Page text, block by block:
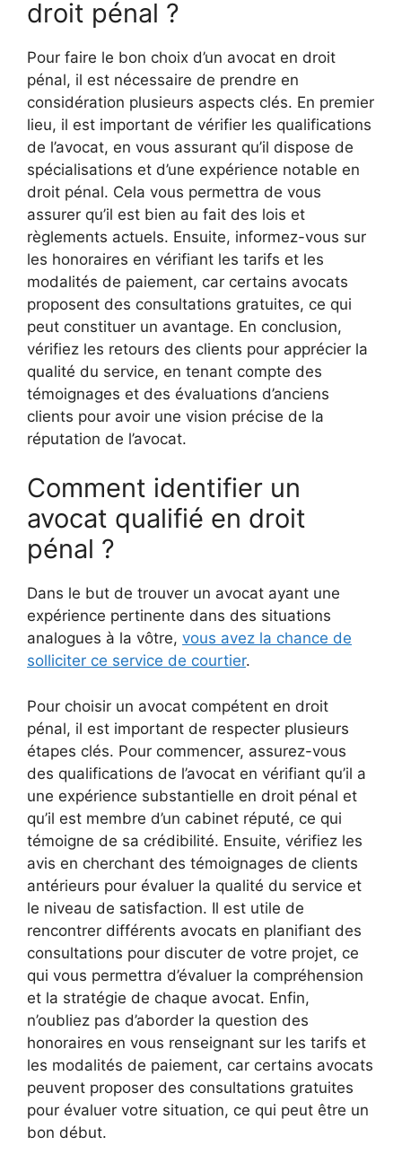
droit pénal ?
Pour faire le bon choix d’un avocat en droit
pénal, il est nécessaire de prendre en
considération plusieurs aspects clés. En premier
lieu, il est important de vérifier les qualifications
de l’avocat, en vous assurant qu’il dispose de
spécialisations et d’une expérience notable en
droit pénal. Cela vous permettra de vous
assurer qu’il est bien au fait des lois et
règlements actuels. Ensuite, informez-vous sur
les honoraires en vérifiant les tarifs et les
modalités de paiement, car certains avocats
proposent des consultations gratuites, ce qui
peut constituer un avantage. En conclusion,
vérifiez les retours des clients pour apprécier la
qualité du service, en tenant compte des
témoignages et des évaluations d’anciens
clients pour avoir une vision précise de la
réputation de l’avocat.
Comment identifier un
avocat qualifié en droit
pénal ?
Dans le but de trouver un avocat ayant une
expérience pertinente dans des situations
analogues à la vôtre, vous avez la chance de
solliciter ce service de courtier.
Pour choisir un avocat compétent en droit
pénal, il est important de respecter plusieurs
étapes clés. Pour commencer, assurez-vous
des qualifications de l’avocat en vérifiant qu’il a
une expérience substantielle en droit pénal et
qu’il est membre d’un cabinet réputé, ce qui
témoigne de sa crédibilité. Ensuite, vérifiez les
avis en cherchant des témoignages de clients
antérieurs pour évaluer la qualité du service et
le niveau de satisfaction. Il est utile de
rencontrer différents avocats en planifiant des
consultations pour discuter de votre projet, ce
qui vous permettra d’évaluer la compréhension
et la stratégie de chaque avocat. Enfin,
n’oubliez pas d’aborder la question des
honoraires en vous renseignant sur les tarifs et
les modalités de paiement, car certains avocats
peuvent proposer des consultations gratuites
pour évaluer votre situation, ce qui peut être un
bon début.